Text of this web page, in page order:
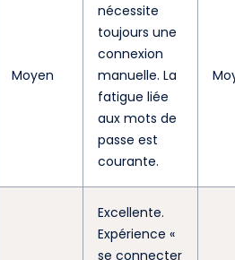
Moyen
nécessite
toujours une
connexion
manuelle. La
fatigue liée
aux mots de
passe est
courante.
Excellente.
Expérience «
se connecter